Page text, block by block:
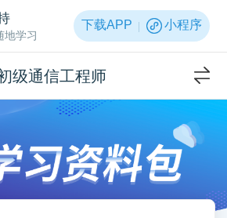
地学习
下载APP 小程序
级通信工程师